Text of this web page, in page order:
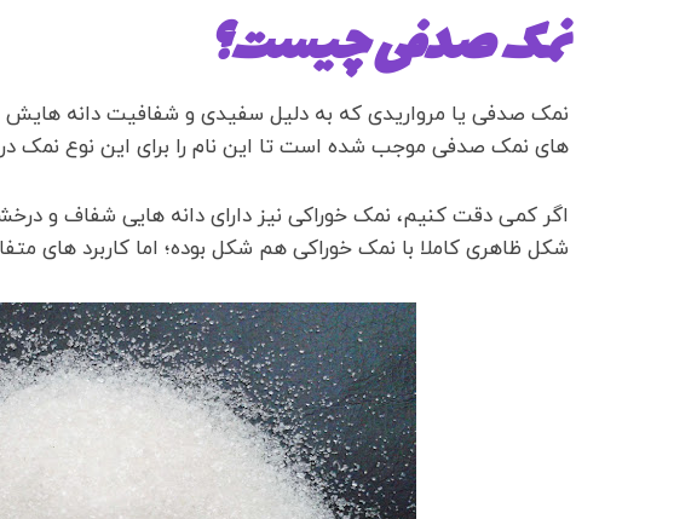
نمک صدفی چیست؟
نمک صدفی یا مرواریدی که به دلیل سفیدی و شفافیت دانه هایش
های نمک صدفی موجب شده است تا این نام را برای این نوع نمک در
اگر کمی دقت کنیم، نمک خوراکی نیز دارای دانه هایی شفاف و
شکل ظاهری کاملا با نمک خوراکی هم شکل بوده؛ اما کاربرد های